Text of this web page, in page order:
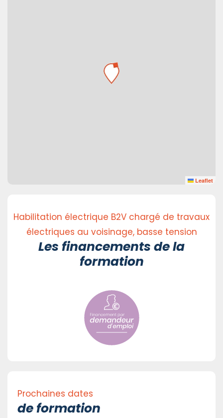
Leaflet
Habilitation électrique B2V chargé de travaux
électriques au voisinage, basse tension
Les financements de la
formation
Prochaines dates
de formation